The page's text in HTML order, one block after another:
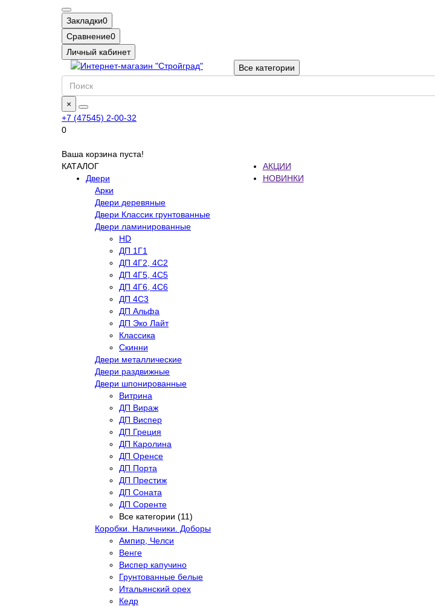
Закладки0
Сравнение0
Личный кабинет
Все категории
×
+7 (47545) 2-00-32
0
Ваша корзина пуста!
КАТАЛОГ
Двери
Арки
Двери деревяные
Двери Классик грунтованные
Двери ламинированные
HD
ДП 1Г1
ДП 4Г2, 4С2
ДП 4Г5, 4С5
ДП 4Г6, 4С6
ДП 4С3
ДП Альфа
ДП Эко Лайт
Классика
Скинни
Двери металлические
Двери раздвижные
Двери шпонированные
Витрина
ДП Вираж
ДП Виспер
ДП Греция
ДП Каролина
ДП Оренсе
ДП Порта
ДП Престиж
ДП Соната
ДП Соренте
Все категории (11)
Коробки. Наличники. Доборы
Ампир, Челси
Венге
Виспер капучино
Грунтованные белые
Итальянский орех
Кедр
АКЦИИ
НОВИНКИ